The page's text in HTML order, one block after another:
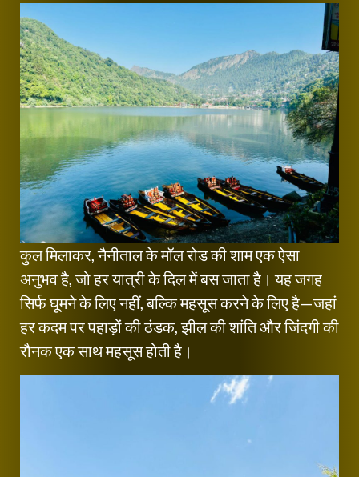
कुल मिलाकर, नैनीताल के मॉल रोड की शाम एक ऐसा
अनुभव है, जो हर यात्री के दिल में बस जाता है। यह जगह
सिर्फ घूमने के लिए नहीं, बल्कि महसूस करने के लिए है—जहां
हर कदम पर पहाड़ों की ठंडक, झील की शांति और जिंदगी की
रौनक एक साथ महसूस होती है।